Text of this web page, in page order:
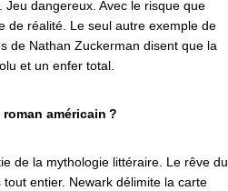
Jeu dangereux. Avec le risque que
de réalité. Le seul autre exemple de
de Nathan Zuckerman disent que la
et un enfer total.
américain ?
de la mythologie littéraire. Le rêve du
entier. Newark délimite la carte